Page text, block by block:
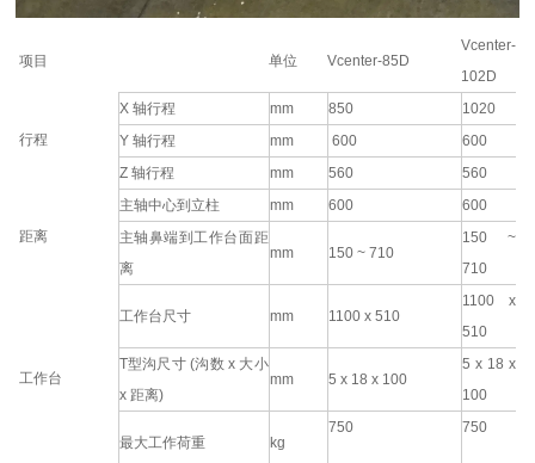
项目 单位 Vcenter-85D
Vcenter-
102D
行程
X 轴行程 mm 850
1020
Y 轴行程
mm 600
600
Z 轴行程
mm 560 560
距离
主轴中心到立柱 mm 600
600
主轴鼻端到工作台面距
离
mm 150 ~ 710
150 ~
710
工作台
工作台尺寸 mm 1100 x 510
1100 x
510
T型沟尺寸 (沟数 x 大小
x 距离)
mm 5 x 18 x 100
5 x 18 x
100
最大工作荷重 kg
750 750